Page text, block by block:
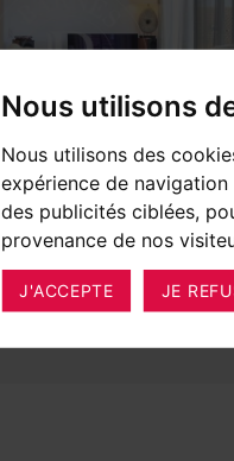
Nous utilisons
Nous utilisons des
expérience de
des publicités ciblées,
provenance de nos
J'ACCEPTE JE